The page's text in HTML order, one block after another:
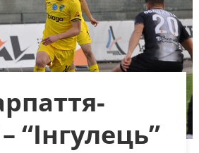
“Інгулець”